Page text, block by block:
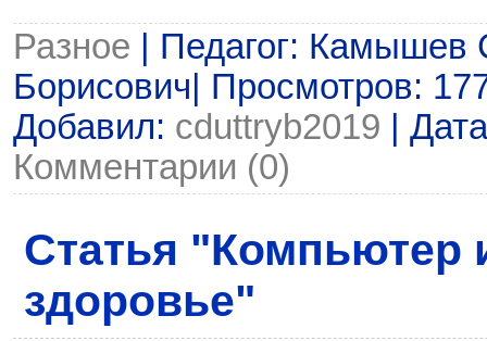
Разное | Педагог: Камышев
Борисович| Просмотров:
Добавил: cduttryb2019 |
Комментарии (0)
Статья "Компьютер
здоровье"